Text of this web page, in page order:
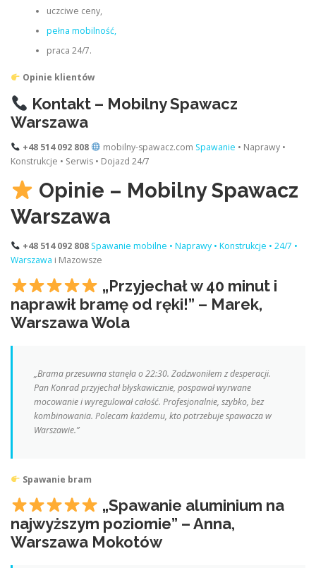
uczciwe ceny,
pełna mobilność,
praca 24/7.
Opinie klientów
Kontakt – Mobilny Spawacz
Warszawa
+48 514 092 808 mobilny-spawacz.com Spawanie • Naprawy •
Konstrukcje • Serwis • Dojazd 24/7
Opinie – Mobilny Spawacz
Warszawa
+48 514 092 808 Spawanie mobilne • Naprawy • Konstrukcje • 24/7 •
Warszawa i Mazowsze
„Przyjechał w 40 minut i
naprawił bramę od ręki!” – Marek,
Warszawa Wola
„Brama przesuwna stanęła o 22:30. Zadzwoniłem z desperacji.
Pan Konrad przyjechał błyskawicznie, pospawał wyrwane
mocowanie i wyregulował całość. Profesjonalnie, szybko, bez
kombinowania. Polecam każdemu, kto potrzebuje spawacza w
Warszawie.”
Spawanie bram
„Spawanie aluminium na
najwyższym poziomie” – Anna,
Warszawa Mokotów